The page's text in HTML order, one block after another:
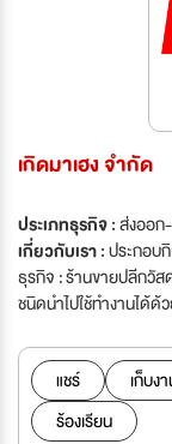
เกิดมาเฮง จำกัด
ประเภทธุรกิจ :ส่งออก
เกี่ยวกับเรา :ประกอบ
ธุรกิจ : ร้านขายปลีกวั
ชนิดนำไปใช้ทำงานได้ด้
แชร์ เก็บง
ร้องเรียน